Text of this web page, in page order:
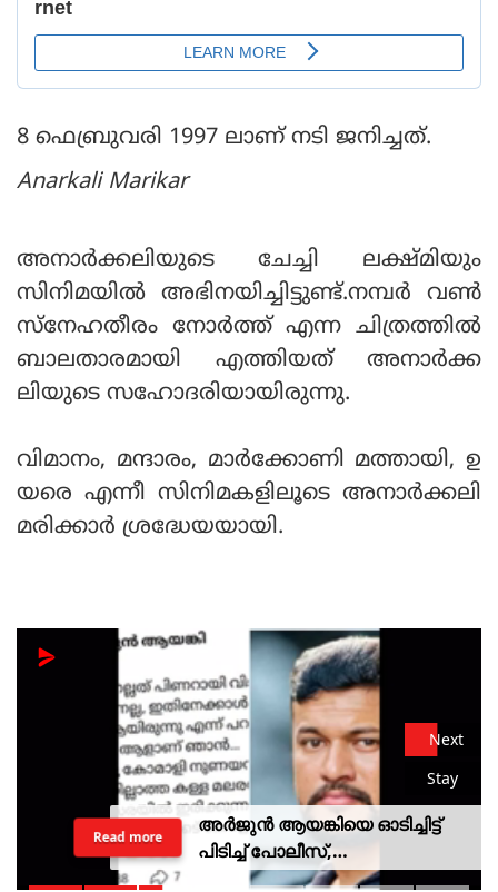
8 ഫെബ്രുവരി 1997 ലാണ് നടി ജനിച്ചത്.
Anarkali Marikar
അനാര്‍ക്കലിയുടെ ചേച്ചി ലക്ഷ്മിയും
സിനിമയില്‍ അഭിനയിച്ചിട്ടുണ്ട്.നമ്പര്‍ വണ്‍
സ്‌നേഹതീരം നോര്‍ത്ത് എന്ന ചിത്രത്തില്‍
ബാലതാരമായി എത്തിയത് അനാര്‍ക്ക
ലിയുടെ സഹോദരിയായിരുന്നു.
വിമാനം, മന്ദാരം, മാര്‍ക്കോണി മത്തായി, ഉ
യരെ എന്നീ സിനിമകളിലൂടെ അനാര്‍ക്കലി
മരിക്കാര്‍ ശ്രദ്ധേയയായി.
Next
Stay
അർജുൻ ആയങ്കിയെ ഓടിച്ചിട്ട്
പിടിച്ച് പോലീസ്,
സ്റ്റേഷനിലെത്തി പത്രവായന,
Read more